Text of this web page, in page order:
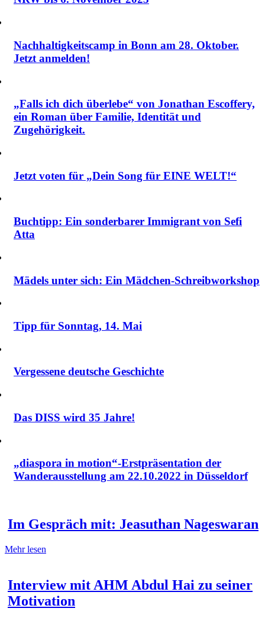
Nachhaltigkeitscamp in Bonn am 28. Oktober.
Jetzt anmelden!
„Falls ich dich überlebe“ von Jonathan Escoffery,
ein Roman über Familie, Identität und
Zugehörigkeit.
Jetzt voten für „Dein Song für EINE WELT!“
Buchtipp: Ein sonderbarer Immigrant von Sefi
Atta
Mädels unter sich: Ein Mädchen-Schreibworkshop
Tipp für Sonntag, 14. Mai
Vergessene deutsche Geschichte
Das DISS wird 35 Jahre!
„diaspora in motion“-Erstpräsentation der
Wanderausstellung am 22.10.2022 in Düsseldorf
Im Gespräch mit: Jeasuthan Nageswaran
Mehr lesen
Interview mit AHM Abdul Hai zu seiner
Motivation